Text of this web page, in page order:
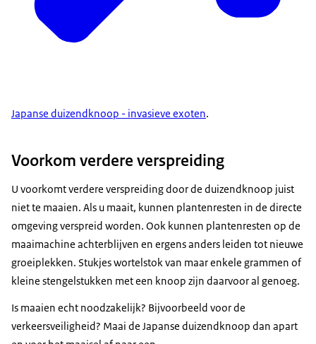
Japanse duizendknoop - invasieve exoten.
Voorkom verdere verspreiding
U voorkomt verdere verspreiding door de duizendknoop juist
niet te maaien. Als u maait, kunnen plantenresten in de directe
omgeving verspreid worden. Ook kunnen plantenresten op de
maaimachine achterblijven en ergens anders leiden tot nieuwe
groeiplekken. Stukjes wortelstok van maar enkele grammen of
kleine stengelstukken met een knoop zijn daarvoor al genoeg.
Is maaien echt noodzakelijk? Bijvoorbeeld voor de
verkeersveiligheid? Maai de Japanse duizendknoop dan apart